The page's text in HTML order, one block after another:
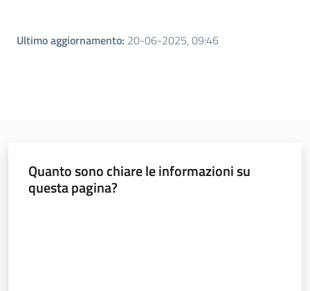
Ultimo aggiornamento: 20-06-2025, 09:46
Quanto sono chiare le informazioni su
questa pagina?